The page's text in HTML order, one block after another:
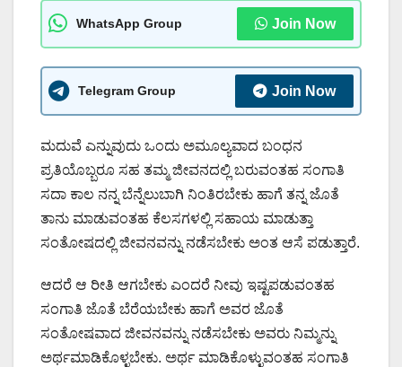
WhatsApp Group Join Now
Telegram Group Join Now
ಮದುವೆ ಎನ್ನುವುದು ಒಂದು ಅಮೂಲ್ಯವಾದ ಬಂಧನ
ಪ್ರತಿಯೊಬ್ಬರೂ ಸಹ ತಮ್ಮ ಜೀವನದಲ್ಲಿ ಬರುವಂತಹ ಸಂಗಾತಿ
ಸದಾ ಕಾಲ ನನ್ನ ಬೆನ್ನೆಲುಬಾಗಿ ನಿಂತಿರಬೇಕು ಹಾಗೆ ತನ್ನ ಜೊತೆ
ತಾನು ಮಾಡುವಂತಹ ಕೆಲಸಗಳಲ್ಲಿ ಸಹಾಯ ಮಾಡುತ್ತಾ
ಸಂತೋಷದಲ್ಲಿ ಜೀವನವನ್ನು ನಡೆಸಬೇಕು ಅಂತ ಆಸೆ ಪಡುತ್ತಾರೆ.
ಆದರೆ ಆ ರೀತಿ ಆಗಬೇಕು ಎಂದರೆ ನೀವು ಇಷ್ಟಪಡುವಂತಹ
ಸಂಗಾತಿ ಜೊತೆ ಬೆರೆಯಬೇಕು ಹಾಗೆ ಅವರ ಜೊತೆ
ಸಂತೋಷವಾದ ಜೀವನವನ್ನು ನಡೆಸಬೇಕು ಅವರು ನಿಮ್ಮನ್ನು
ಅರ್ಥಮಾಡಿಕೊಳ್ಳಬೇಕು. ಅರ್ಥ ಮಾಡಿಕೊಳ್ಳುವಂತಹ ಸಂಗಾತಿ